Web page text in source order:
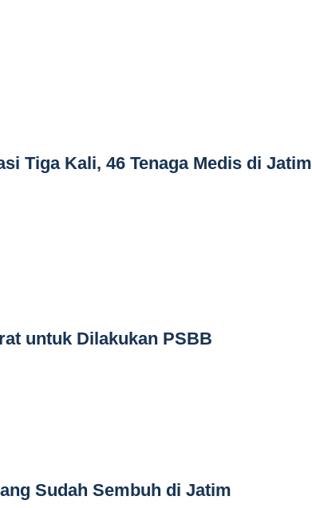
Tiga Kali, 46 Tenaga Medis di Jatim
untuk Dilakukan PSBB
Sudah Sembuh di Jatim